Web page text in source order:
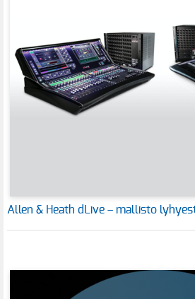
Allen & Heath dLive – mallisto